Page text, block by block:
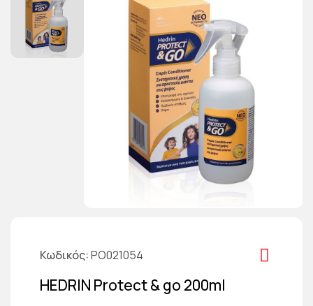
Κωδικός PO021054
HEDRIN Protect & go 200ml